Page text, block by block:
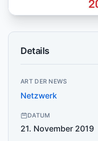
Details
ART DER NEWS
Netzwerk
DATUM
21. November 2019